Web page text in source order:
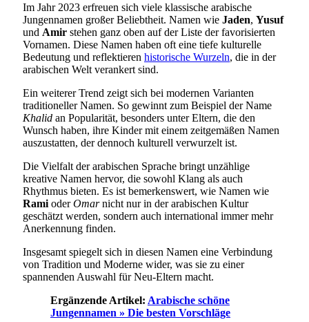
Im Jahr 2023 erfreuen sich viele klassische arabische
Jungennamen großer Beliebtheit. Namen wie Jaden, Yusuf
und Amir stehen ganz oben auf der Liste der favorisierten
Vornamen. Diese Namen haben oft eine tiefe kulturelle
Bedeutung und reflektieren historische Wurzeln, die in der
arabischen Welt verankert sind.
Ein weiterer Trend zeigt sich bei modernen Varianten
traditioneller Namen. So gewinnt zum Beispiel der Name
Khalid an Popularität, besonders unter Eltern, die den
Wunsch haben, ihre Kinder mit einem zeitgemäßen Namen
auszustatten, der dennoch kulturell verwurzelt ist.
Die Vielfalt der arabischen Sprache bringt unzählige
kreative Namen hervor, die sowohl Klang als auch
Rhythmus bieten. Es ist bemerkenswert, wie Namen wie
Rami oderOmarnicht nur in der arabischen Kultur
geschätzt werden, sondern auch international immer mehr
Anerkennung finden.
Insgesamt spiegelt sich in diesen Namen eine Verbindung
von Tradition und Moderne wider, was sie zu einer
spannenden Auswahl für Neu-Eltern macht.
Ergänzende Artikel: Arabische schöne
Jungennamen » Die besten Vorschläge